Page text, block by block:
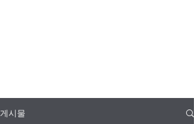
게시물